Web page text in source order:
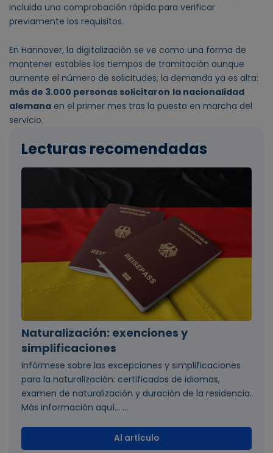
incluida una comprobación rápida para verificar
previamente los requisitos.
En Hannover, la digitalización se ve como una forma de
mantener estables los tiempos de tramitación aunque
aumente el número de solicitudes; la demanda ya es alta:
más de 3.000 personas solicitaron la nacionalidad
alemana en el primer mes tras la puesta en marcha del
servicio.
Lecturas recomendadas
Naturalización: exenciones y
simplificaciones
Infórmese sobre las excepciones y simplificaciones
para la naturalización: certificados de idiomas,
examen de naturalización y duración de la residencia.
Más información aquí... ...
Al artículo